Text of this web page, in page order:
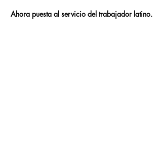
Ahora puesta al servicio del trabajador latino.